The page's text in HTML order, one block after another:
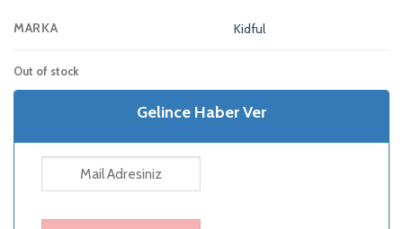
MARKA Kidful
Out of stock
Gelince Haber Ver